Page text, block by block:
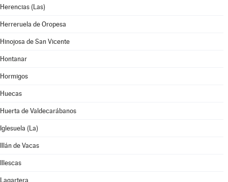
Herencias (Las)
Herreruela de Oropesa
Hinojosa de San Vicente
Hontanar
Hormigos
Huecas
Huerta de Valdecarábanos
Iglesuela (La)
Illán de Vacas
Illescas
Lagartera